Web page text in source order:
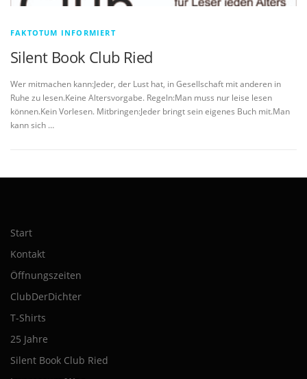
FAKTOTUM INFORMIERT
Silent Book Club Ried
Wer mitmachen kann:Jeder, der Lust hat, in Gesellschaft mit anderen in
Ruhe zu lesen.Keine Altersvorgabe. Regeln:Man muss nur leise lesen
können.Kein Vorlesen. Mitbringen:Jeder bringt sein eigenes Buch mit.Man
kann sich …
Start
Kontakt
Öffnungszeiten
ClubDerDichter
T-Shirts
25 Jahre
Silent Book Club Ried